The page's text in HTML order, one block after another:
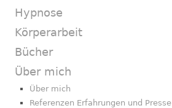
Hypnose
Körperarbeit
Bücher
Über mich
Über mich
Referenzen Erfahrungen und Presse